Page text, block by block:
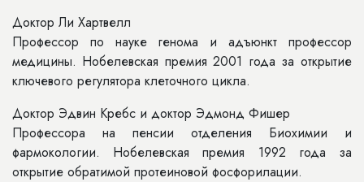
Доктор Ли Хартвелл
Профессор по науке генома и адъюнкт профессор
медицины. Нобелевская премия 2001 года за открытие
ключевого регулятора клеточного цикла.
Доктор Эдвин Кребс и доктор Эдмонд Фишер
Профессора на пенсии отделения Биохимии и
фармокологии. Нобелевская премия 1992 года за
открытие обратимой протеиновой фосфорилации.